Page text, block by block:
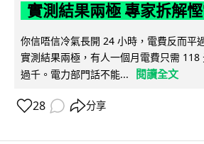
實測結果兩極 專家拆解
你信唔信冷氣長開 24 小時，電費反而平
實測結果兩極，有人一個月電費只需 118
過千。電力部門話不能...
閱讀全文
28 分享